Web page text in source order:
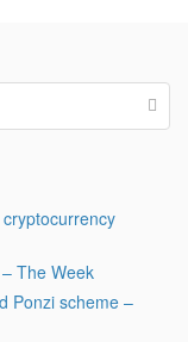
The Week
Ponzi scheme –